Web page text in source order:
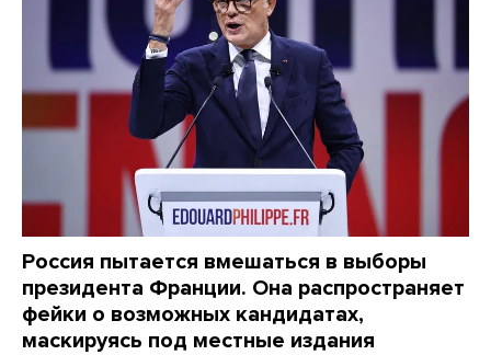
Россия пытается вмешаться в выборы
президента Франции. Она распространяет
фейки о возможных кандидатах,
маскируясь под местные издания